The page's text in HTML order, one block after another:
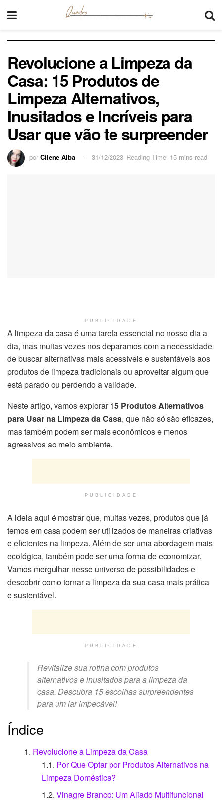
Revolucione a Limpeza da
Casa: 15 Produtos de
Limpeza Alternativos,
Inusitados e Incríveis para
Usar que vão te surpreender
por Cilene Alba 31/12/2023 Reading Time: 15 mins read
PUBLICIDADE
A limpeza da casa é uma tarefa essencial no nosso dia a
dia, mas muitas vezes nos deparamos com a necessidade
de buscar alternativas mais acessíveis e sustentáveis aos
produtos de limpeza tradicionais ou aproveitar algum que
está parado ou perdendo a validade.
Neste artigo, vamos explorar 15 Produtos Alternativos
para Usar na Limpeza da Casa, que não só são eficazes,
mas também podem ser mais econômicos e menos
agressivos ao meio ambiente.
PUBLICIDADE
A ideia aqui é mostrar que, muitas vezes, produtos que já
temos em casa podem ser utilizados de maneiras criativas
e eficientes na limpeza. Além de ser uma abordagem mais
ecológica, também pode ser uma forma de economizar.
Vamos mergulhar nesse universo de possibilidades e
descobrir como tornar a limpeza da sua casa mais prática
e sustentável.
PUBLICIDADE
Revitalize sua rotina com produtos
alternativos e inusitados para a limpeza da
casa. Descubra 15 escolhas surpreendentes
para um lar impecável!
Índice
Revolucione a Limpeza da Casa
Por Que Optar por Produtos Alternativos na
Limpeza Doméstica?
Vinagre Branco: Um Aliado Multifuncional